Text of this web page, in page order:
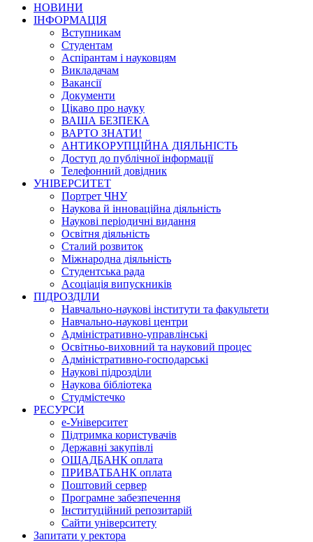
НОВИНИ
ІНФОРМАЦІЯ
Вступникам
Студентам
Аспірантам і науковцям
Викладачам
Вакансії
Документи
Цікаво про науку
ВАША БЕЗПЕКА
ВАРТО ЗНАТИ!
АНТИКОРУПЦІЙНА ДІЯЛЬНІСТЬ
Доступ до публічної інформації
Телефонний довідник
УНІВЕРСИТЕТ
Портрет ЧНУ
Наукова й інноваційна діяльність
Наукові періодичні видання
Освітня діяльність
Сталий розвиток
Міжнародна діяльність
Студентська рада
Асоціація випускників
ПІДРОЗДІЛИ
Навчально-наукові інститути та факультети
Навчально-наукові центри
Адміністративно-управлінські
Освітньо-виховний та науковий процес
Адміністративно-господарські
Наукові підрозділи
Наукова бібліотека
Студмістечко
РЕСУРСИ
е-Університет
Підтримка користувачів
Державні закупівлі
ОЩАДБАНК оплата
ПРИВАТБАНК оплата
Поштовий сервер
Програмне забезпечення
Інституційний репозитарій
Сайти університету
Запитати у ректора